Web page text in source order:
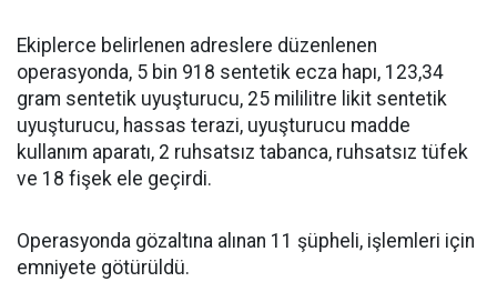
Ekiplerce belirlenen adreslere düzenlenen
operasyonda, 5 bin 918 sentetik ecza hapı, 123,34
gram sentetik uyuşturucu, 25 mililitre likit sentetik
uyuşturucu, hassas terazi, uyuşturucu madde
kullanım aparatı, 2 ruhsatsız tabanca, ruhsatsız tüfek
ve 18 fişek ele geçirdi.
Operasyonda gözaltına alınan 11 şüpheli, işlemleri için
emniyete götürüldü.